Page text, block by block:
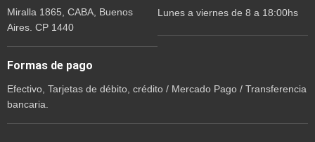
Miralla 1865, CABA, Buenos
Aires. CP 1440
Lunes a viernes de 8 a 18:00hs
Formas de pago
Efectivo, Tarjetas de débito, crédito / Mercado Pago / Transferencia
bancaria.